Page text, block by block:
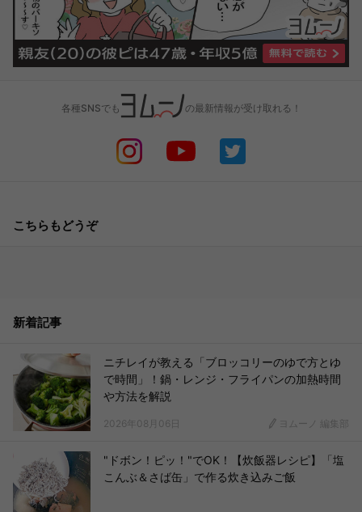
各種SNSでも の最新情報が受け取れる！
こちらもどうぞ
新着記事
ニチレイが教える「ブロッコリーのゆで方とゆ
で時間」！鍋・レンジ・フライパンの加熱時間
や方法を解説
2026年08月06日 ヨムーノ 編集部
"ドボン！ピッ！"でOK！【炊飯器レシピ】「塩
こんぶ＆さば缶」で作る炊き込みご飯